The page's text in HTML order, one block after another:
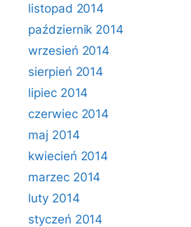
listopad 2014
październik 2014
wrzesień 2014
sierpień 2014
lipiec 2014
czerwiec 2014
maj 2014
kwiecień 2014
marzec 2014
luty 2014
styczeń 2014